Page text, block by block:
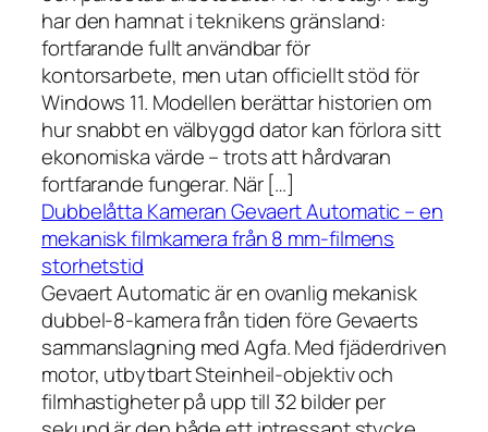
har den hamnat i teknikens gränsland:
fortfarande fullt användbar för
kontorsarbete, men utan officiellt stöd för
Windows 11. Modellen berättar historien om
hur snabbt en välbyggd dator kan förlora sitt
ekonomiska värde – trots att hårdvaran
fortfarande fungerar. När […]
Dubbelåtta Kameran Gevaert Automatic – en
mekanisk filmkamera från 8 mm-filmens
storhetstid
Gevaert Automatic är en ovanlig mekanisk
dubbel-8-kamera från tiden före Gevaerts
sammanslagning med Agfa. Med fjäderdriven
motor, utbytbart Steinheil-objektiv och
filmhastigheter på upp till 32 bilder per